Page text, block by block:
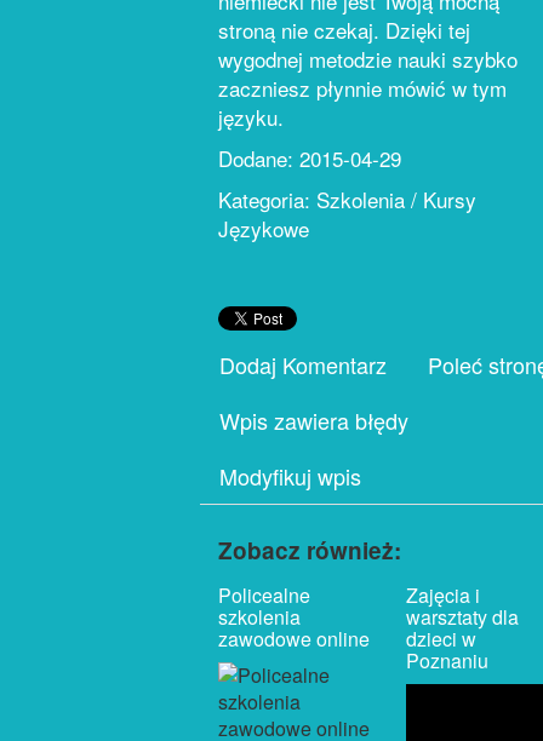
stroną nie czekaj. Dzięki tej
wygodnej metodzie nauki szybko
zaczniesz płynnie mówić w tym
języku.
Dodane: 2015-04-29
Kategoria: Szkolenia / Kursy
Językowe
Dodaj Komentarz
Poleć
Wpis zawiera błędy
Modyfikuj wpis
Zobacz również:
Policealne
szkolenia
zawodowe online
Zajęcia i
warsztaty dla
dzieci w
Poznaniu